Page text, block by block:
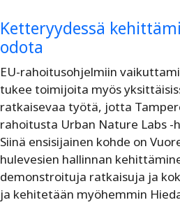
Ketteryydessä
odota
EU-rahoitusohjelmiin
tukee toimijoita myös
ratkaisevaa työtä, jotta
rahoitusta Urban Nature Labs -
Siinä ensisijainen kohde on
hulevesien hallinnan
demonstroituja ratkaisuja ja
ja kehitetään myöhemmin